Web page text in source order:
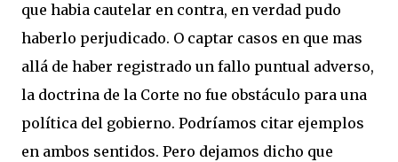
que habia cautelar en contra, en verdad pudo
haberlo perjudicado. O captar casos en que mas
allá de haber registrado un fallo puntual adverso,
la doctrina de la Corte no fue obstáculo para una
política del gobierno. Podríamos citar ejemplos
en ambos sentidos. Pero dejamos dicho que